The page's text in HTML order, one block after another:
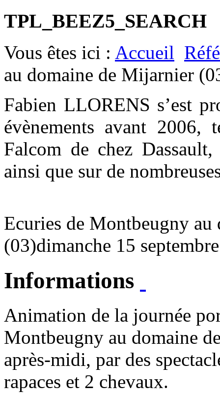
TPL_BEEZ5_SEARCH
Vous êtes ici : Accueil
au domaine de Mijarnier
Fabien LLORENS s’est
évènements avant
Falcom de chez
ainsi que sur de
Ecuries de Montbeugny
(03)dimanche 15
Informations
Animation de la journée
Montbeugny au domaine
après-midi, par des
rapaces et 2 chevaux.